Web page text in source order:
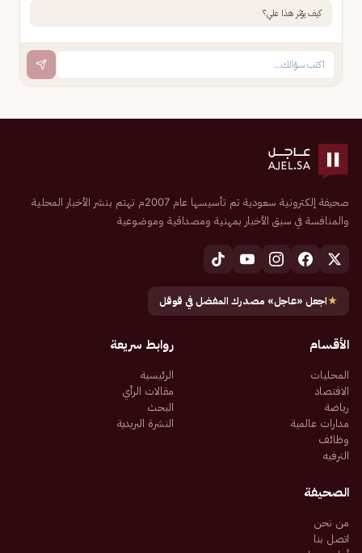
كيف يؤثر هذا علي؟
صحيفة إلكترونية سعودية تم تأسيسها عام 2007م تهتم بنشر الأخبار المحلية
والمنافسة في سبق الأخبار بمهنية ومصداقية وموضوعية
★اجعل «عاجل» مصدرك المفضل في قوقل
الأقسام
المحليات
الاقتصاد
رياضة
مدارات عالمية
وظائف
الترفيه
روابط سريعة
الرئيسية
مقالات الرأي
البحث
النشرة البريدية
الصحيفة
من نحن
اتصل بنا